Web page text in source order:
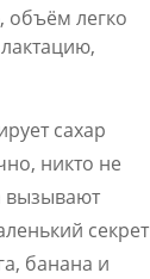
объём легко
сахар
никто не
вызывают
секрет
банана и